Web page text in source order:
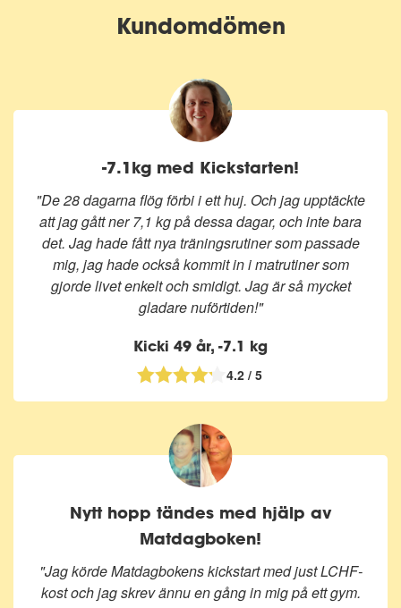
Kundomdömen
-7.1kg med Kickstarten!
"De 28 dagarna flög förbi i ett huj. Och jag upptäckte
att jag gått ner 7,1 kg på dessa dagar, och inte bara
det. Jag hade fått nya träningsrutiner som passade
mig, jag hade också kommit in i matrutiner som
gjorde livet enkelt och smidigt. Jag är så mycket
gladare nuförtiden!"
Kicki 49 år, -7.1 kg
4.2 / 5
Nytt hopp tändes med hjälp av
Matdagboken!
"Jag körde Matdagbokens kickstart med just LCHF-
kost och jag skrev ännu en gång in mig på ett gym.